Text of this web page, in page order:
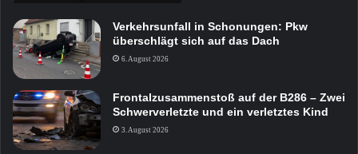
Verkehrsunfall in Schonungen: Pkw
überschlägt sich auf das Dach
6. August 2026
Frontalzusammenstoß auf der B286 – Zwei
Schwerverletzte und ein verletztes Kind
3. August 2026